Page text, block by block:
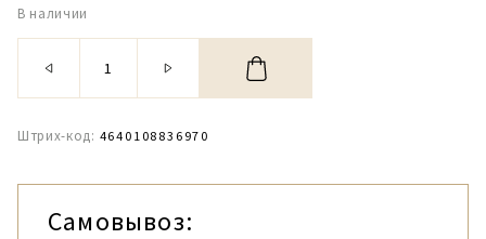
В наличии
Штрих-код: 4640108836970
Самовывоз: